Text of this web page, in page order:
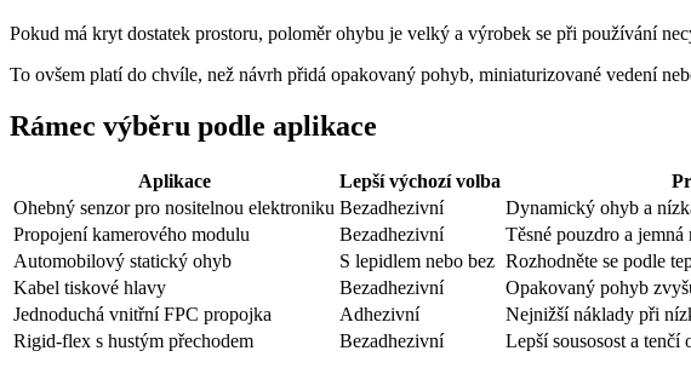
Pokud má kryt dostatek prostoru, poloměr ohybu je velký a výrobek se při používání
To ovšem platí do chvíle, než návrh přidá opakovaný pohyb, miniaturizované vedení
Rámec výběru podle aplikace
Aplikace Lepší výchozí volba
Ohebný senzor pro nositelnou elektroniku Bezadhezivní
Dynamický ohyb a
Propojení kamerového modulu
Bezadhezivní
Těsné pouzdro a jemná
Automobilový statický ohyb
S lepidlem nebo bez Rozhodněte se podle
Kabel tiskové hlavy
Bezadhezivní
Opakovaný pohyb
Jednoduchá vnitřní FPC propojka
Adhezivní
Nejnižší náklady při
Rigid-flex s hustým přechodem
Bezadhezivní Lepší sousosost a tenčí